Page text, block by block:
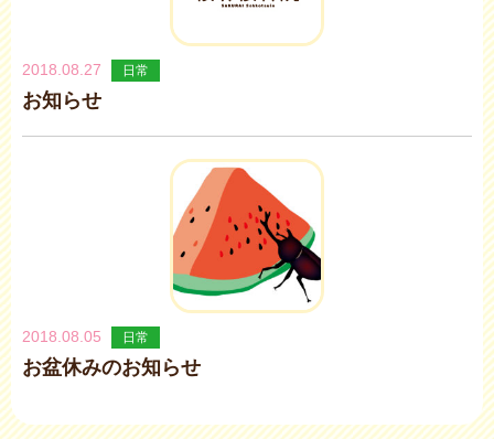
2018.08.27 日常
お知らせ
2018.08.05 日常
お盆休みのお知らせ